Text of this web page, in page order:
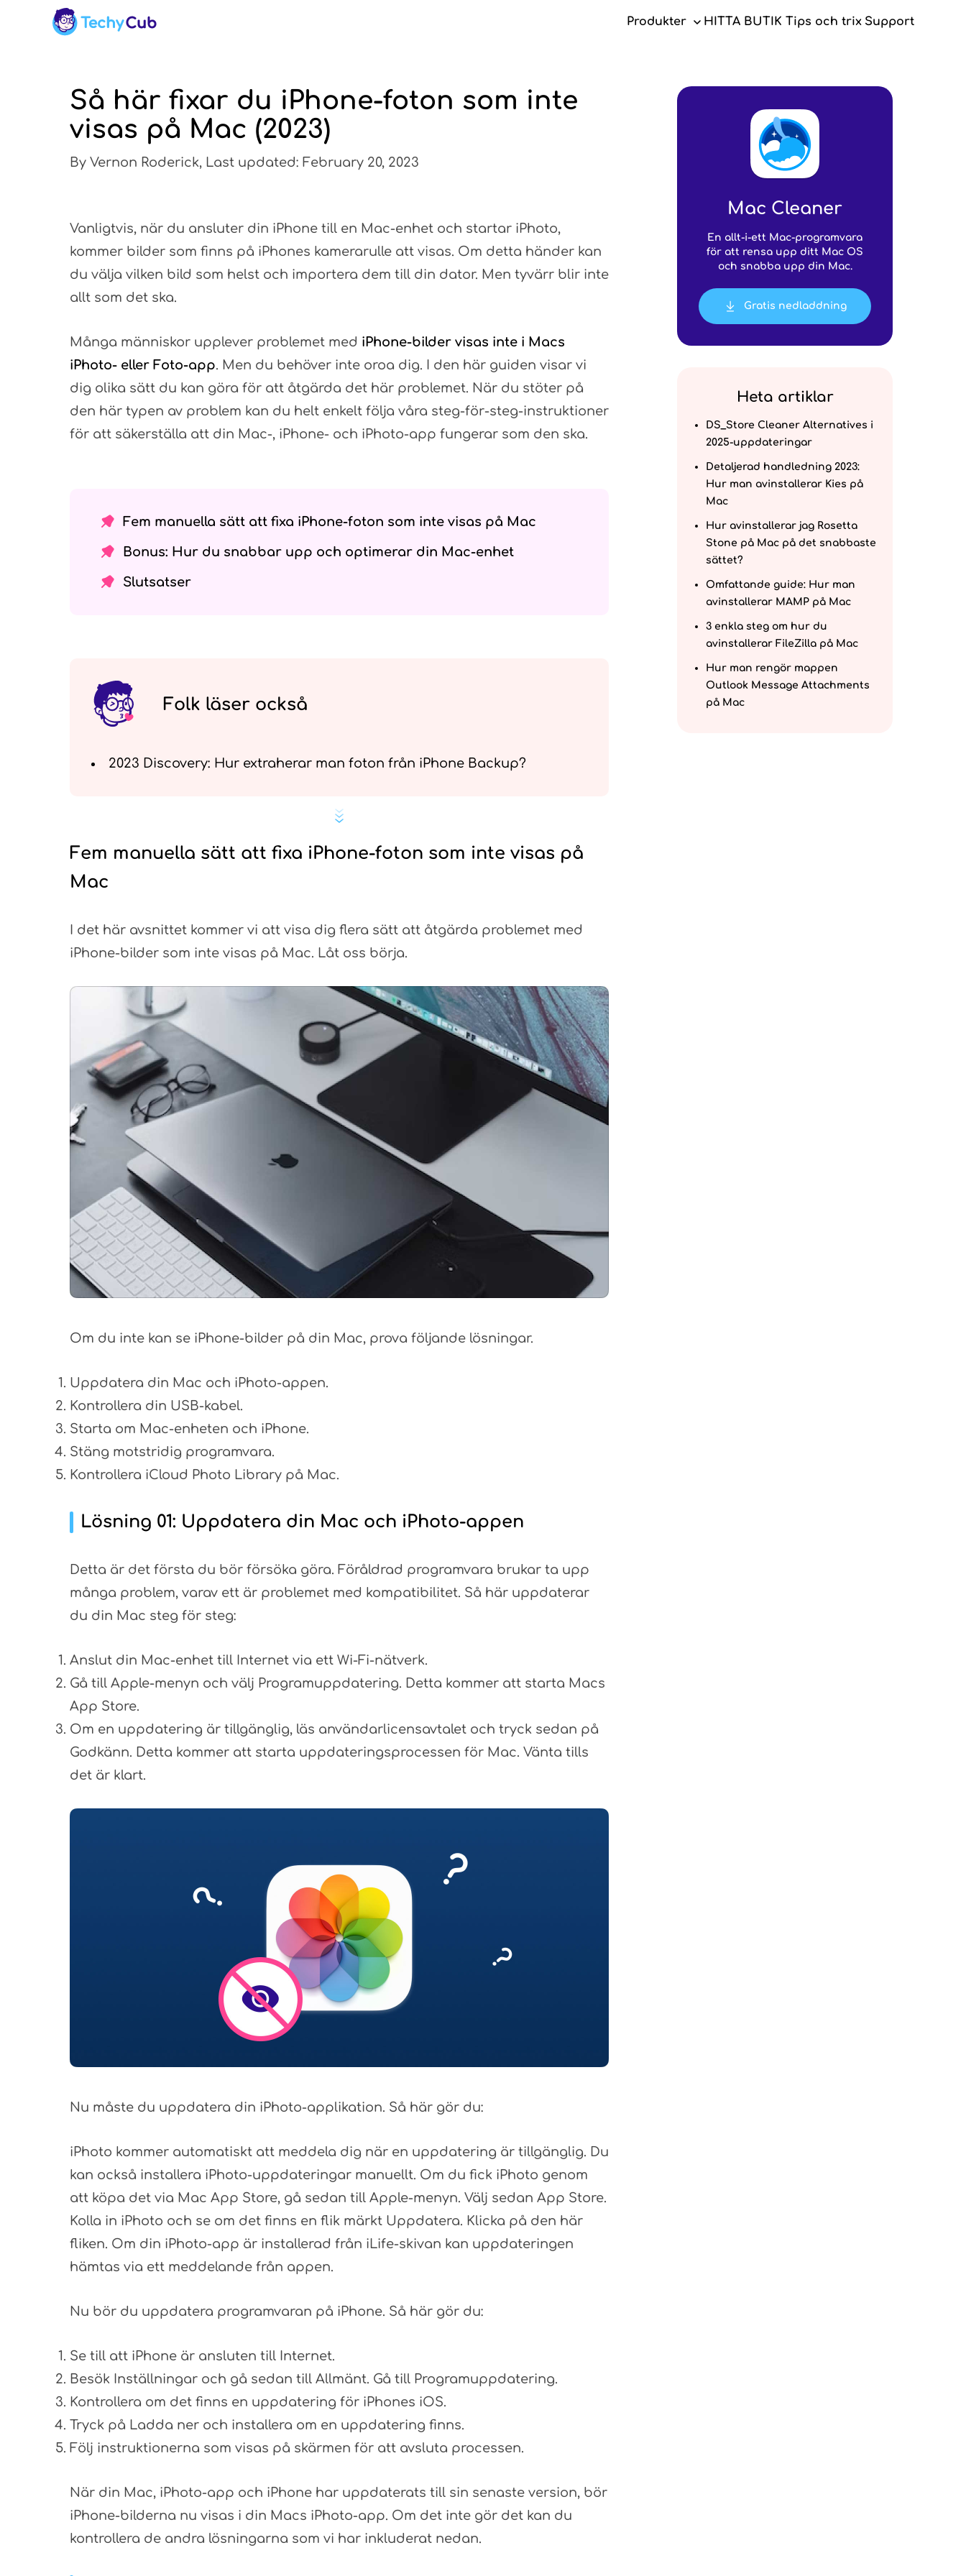
Produkter
Mac Cleaner
HITTA BUTIK Tips och trix Support
Så här fixar du iPhone-foton som inte
visas på Mac (2023)
By Vernon Roderick, Last updated: February 20, 2023
Vanligtvis, när du ansluter din iPhone till en Mac-enhet och startar iPhoto,
kommer bilder som finns på iPhones kamerarulle att visas. Om detta händer kan
du välja vilken bild som helst och importera dem till din dator. Men tyvärr blir inte
allt som det ska.
Många människor upplever problemet med iPhone-bilder visas inte i Macs
iPhoto- eller Foto-app. Men du behöver inte oroa dig. I den här guiden visar vi
dig olika sätt du kan göra för att åtgärda det här problemet. När du stöter på
den här typen av problem kan du helt enkelt följa våra steg-för-steg-instruktioner
för att säkerställa att din Mac-, iPhone- och iPhoto-app fungerar som den ska.
Fem manuella sätt att fixa iPhone-foton som inte visas på Mac
Bonus: Hur du snabbar upp och optimerar din Mac-enhet
Slutsatser
Folk läser också
2023 Discovery: Hur extraherar man foton från iPhone Backup?
Fem manuella sätt att fixa iPhone-foton som inte visas på
Mac
I det här avsnittet kommer vi att visa dig flera sätt att åtgärda problemet med
iPhone-bilder som inte visas på Mac. Låt oss börja.
Om du inte kan se iPhone-bilder på din Mac, prova följande lösningar.
Uppdatera din Mac och iPhoto-appen.
Kontrollera din USB-kabel.
Starta om Mac-enheten och iPhone.
Stäng motstridig programvara.
Kontrollera iCloud Photo Library på Mac.
Lösning 01: Uppdatera din Mac och iPhoto-appen
Detta är det första du bör försöka göra. Föråldrad programvara brukar ta upp
många problem, varav ett är problemet med kompatibilitet. Så här uppdaterar
du din Mac steg för steg:
Anslut din Mac-enhet till Internet via ett Wi-Fi-nätverk.
Gå till Apple-menyn och välj Programuppdatering. Detta kommer att starta Macs
App Store.
Om en uppdatering är tillgänglig, läs användarlicensavtalet och tryck sedan på
Godkänn. Detta kommer att starta uppdateringsprocessen för Mac. Vänta tills
det är klart.
Nu måste du uppdatera din iPhoto-applikation. Så här gör du:
iPhoto kommer automatiskt att meddela dig när en uppdatering är tillgänglig. Du
kan också installera iPhoto-uppdateringar manuellt. Om du fick iPhoto genom
att köpa det via Mac App Store, gå sedan till Apple-menyn. Välj sedan App Store.
Kolla in iPhoto och se om det finns en flik märkt Uppdatera. Klicka på den här
fliken. Om din iPhoto-app är installerad från iLife-skivan kan uppdateringen
hämtas via ett meddelande från appen.
Nu bör du uppdatera programvaran på iPhone. Så här gör du:
Se till att iPhone är ansluten till Internet.
Besök Inställningar och gå sedan till Allmänt. Gå till Programuppdatering.
Kontrollera om det finns en uppdatering för iPhones iOS.
Tryck på Ladda ner och installera om en uppdatering finns.
Följ instruktionerna som visas på skärmen för att avsluta processen.
När din Mac, iPhoto-app och iPhone har uppdaterats till sin senaste version, bör
iPhone-bilderna nu visas i din Macs iPhoto-app. Om det inte gör det kan du
kontrollera de andra lösningarna som vi har inkluderat nedan.
Mac Cleaner
En allt-i-ett Mac-programvara
för att rensa upp ditt Mac OS
och snabba upp din Mac.
Gratis nedladdning
Heta artiklar
DS_Store Cleaner Alternatives i
2025-uppdateringar
Detaljerad handledning 2023:
Hur man avinstallerar Kies på
Mac
Hur avinstallerar jag Rosetta
Stone på Mac på det snabbaste
sättet?
Omfattande guide: Hur man
avinstallerar MAMP på Mac
3 enkla steg om hur du
avinstallerar FileZilla på Mac
Hur man rengör mappen
Outlook Message Attachments
på Mac